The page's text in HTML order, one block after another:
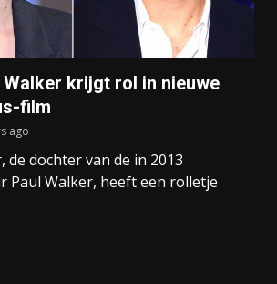
Walker krijgt rol in nieuwe
film
ago
de dochter van de in 2013
Paul Walker, heeft een rolletje